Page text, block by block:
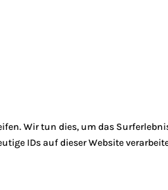
Wir tun dies, um das
IDs auf dieser Website